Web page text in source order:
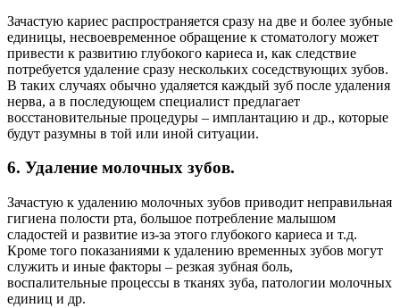
Зачастую кариес распространяется сразу на две и более зубные
единицы, несвоевременное обращение к стоматологу может
привести к развитию глубокого кариеса и, как следствие
потребуется удаление сразу нескольких соседствующих зубов.
В таких случаях обычно удаляется каждый зуб после удаления
нерва, а в последующем специалист предлагает
восстановительные процедуры – имплантацию и др., которые
будут разумны в той или иной ситуации.
6. Удаление молочных зубов.
Зачастую к удалению молочных зубов приводит неправильная
гигиена полости рта, большое потребление малышом
сладостей и развитие из-за этого глубокого кариеса и т.д.
Кроме того показаниями к удалению временных зубов могут
служить и иные факторы – резкая зубная боль,
воспалительные процессы в тканях зуба, патологии молочных
единиц и др.